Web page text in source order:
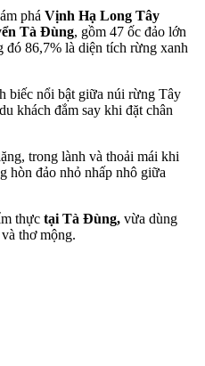
phá Vịnh Hạ Long Tây
Tà Đùng, gồm 47 ốc đảo lớn
đó 86,7% là diện tích rừng xanh
biếc nổi bật giữa núi rừng Tây
khách đắm say khi đặt chân
trong lành và thoải mái khi
hòn đảo nhỏ nhấp nhô giữa
thực tại Tà Đùng, vừa dùng
thơ mộng.